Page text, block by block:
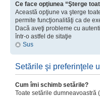
Ce face opţiunea “Şterge
Această opţiune va şterge
permite funcţionalităţi ca de
Dacă aveţi probleme cu
într-o astfel de sitaţie
Sus
Setările şi preferinţele
Cum îmi schimb setările?
Toate setările dumneavoastră